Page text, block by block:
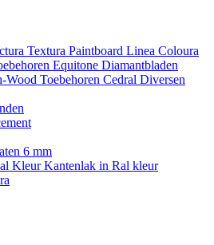
Textura Paintboard Linea Coloura
Equitone Diamantbladen
Wood Toebehoren Cedral Diversen
6 mm
KleurKantenlak in Ral kleur